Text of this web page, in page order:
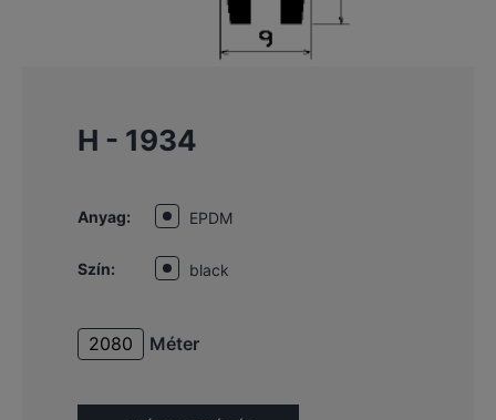
H - 1934
Anyag: EPDM
Szín: black
Méter